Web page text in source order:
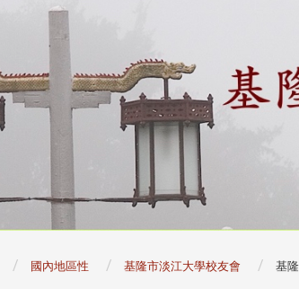
國內地區性 基隆市淡江大學校友會 基